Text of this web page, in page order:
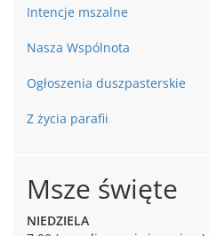
Intencje mszalne
Nasza Wspólnota
Ogłoszenia duszpasterskie
Z życia parafii
Msze święte
NIEDZIELA